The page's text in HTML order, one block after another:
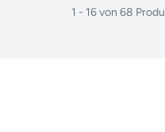
1 - 16von 68